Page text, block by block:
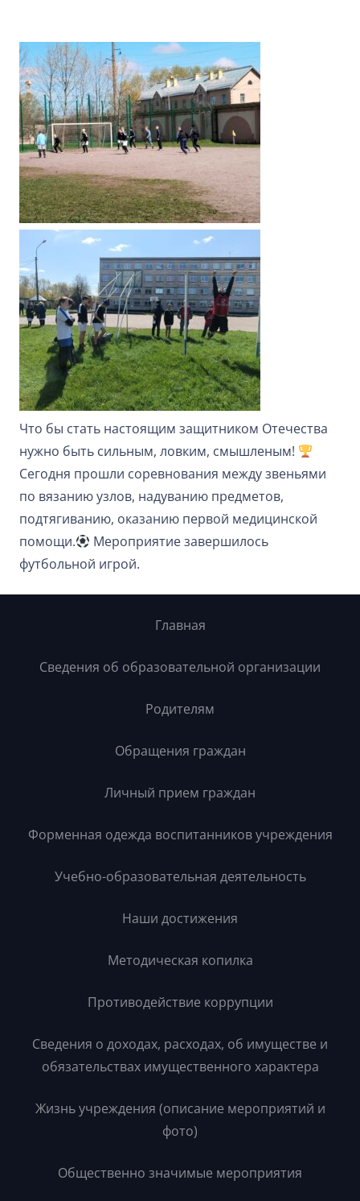
Что бы стать настоящим защитником Отечества
нужно быть сильным, ловким, смышленым!
Сегодня прошли соревнования между звеньями
по вязанию узлов, надуванию предметов,
подтягиванию, оказанию первой медицинской
помощи.
Мероприятие завершилось
футбольной игрой.
Главная
Сведения об образовательной организации
Родителям
Обращения граждан
Личный прием граждан
Форменная одежда воспитанников учреждения
Учебно-образовательная деятельность
Наши достижения
Методическая копилка
Противодействие коррупции
Сведения о доходах, расходах, об имуществе и
обязательствах имущественного характера
Жизнь учреждения (описание мероприятий и
фото)
Общественно значимые мероприятия